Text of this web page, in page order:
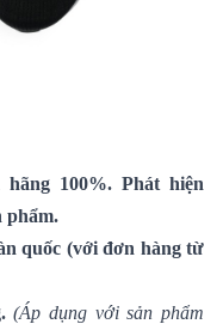
100%. Phát hiện
phẩm.
quốc (với đơn hàng từ
(Áp dụng với sản phẩm